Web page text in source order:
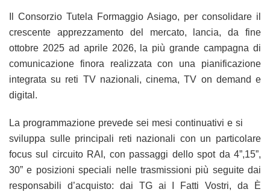
Il Consorzio Tutela Formaggio Asiago, per consolidare il
crescente apprezzamento del mercato, lancia, da fine
ottobre 2025 ad aprile 2026, la più grande campagna di
comunicazione finora realizzata con una pianificazione
integrata su reti TV nazionali, cinema, TV on demand e
digital.
La programmazione prevede sei mesi continuativi e si
sviluppa sulle principali reti nazionali con un particolare
focus sul circuito RAI, con passaggi dello spot da 4”,15”,
30” e posizioni speciali nelle trasmissioni più seguite dai
responsabili d’acquisto: dai TG ai I Fatti Vostri, da È